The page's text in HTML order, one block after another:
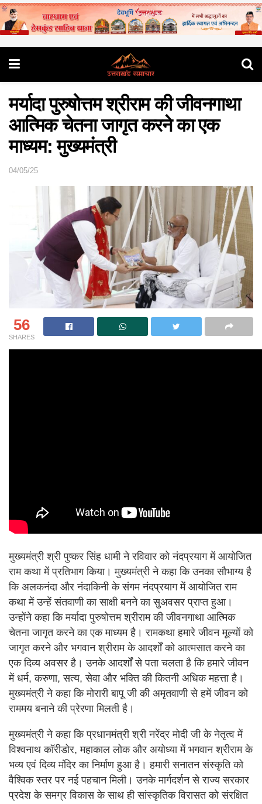
मर्यादा पुरुषोत्तम श्रीराम की जीवनगाथा
आत्मिक चेतना जागृत करने का एक
माध्यम: मुख्यमंत्री
04/05/25
56
SHARES
मुख्यमंत्री श्री पुष्कर सिंह धामी ने रविवार को नंदप्रयाग में आयोजित
राम कथा में प्रतिभाग किया। मुख्यमंत्री ने कहा कि उनका सौभाग्य है
कि अलकनंदा और नंदाकिनी के संगम नंदप्रयाग में आयोजित राम
कथा में उन्हें संतवाणी का साक्षी बनने का सुअवसर प्राप्त हुआ।
उन्होंने कहा कि मर्यादा पुरुषोत्तम श्रीराम की जीवनगाथा आत्मिक
चेतना जागृत करने का एक माध्यम है। रामकथा हमारे जीवन मूल्यों को
जागृत करने और भगवान श्रीराम के आदर्शों को आत्मसात करने का
एक दिव्य अवसर है। उनके आदर्शों से पता चलता है कि हमारे जीवन
में धर्म, करुणा, सत्य, सेवा और भक्ति की कितनी अधिक महत्ता है।
मुख्यमंत्री ने कहा कि मोरारी बापू जी की अमृतवाणी से हमें जीवन को
राममय बनाने की प्रेरणा मिलती है।
मुख्यमंत्री ने कहा कि प्रधानमंत्री श्री नरेंद्र मोदी जी के नेतृत्व में
विश्वनाथ कॉरीडोर, महाकाल लोक और अयोध्या में भगवान श्रीराम के
भव्य एवं दिव्य मंदिर का निर्माण हुआ है। हमारी सनातन संस्कृति को
वैश्विक स्तर पर नई पहचान मिली। उनके मार्गदर्शन से राज्य सरकार
प्रदेश के समग्र विकास के साथ ही सांस्कृतिक विरासत को संरक्षित